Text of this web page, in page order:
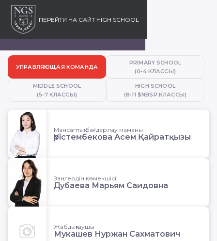
Открыть/закрыть
ПЕРЕЙТИ НА САЙТ HIGH SCHOOL
УПРАВЛЯЮЩАЯ КОМАНДА
PRIMARY SCHOOL
(0‑4 КЛАССЫ)
MIDDLE SCHOOL
(5‑7 КЛАССЫ)
HIGH SCHOOL
(8‑11 $NBSP;КЛАССЫ)
Үрістембекова Асем Қайратқызы
Мансаптық бағдарлау маманы
Дубаева Марьям Саидовна
Заңгердің көмекшісі
Мукашев Нуржан Сахматович
Жабдықтаушы